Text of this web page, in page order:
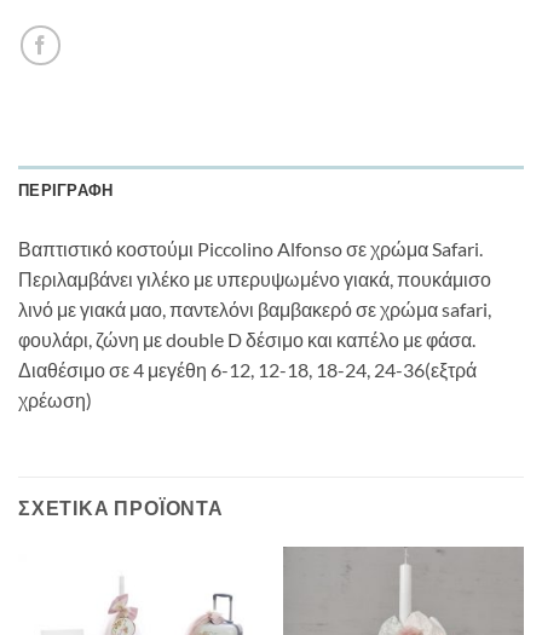
ΠΕΡΙΓΡΑΦΉ
Βαπτιστικό κοστούμι Piccolino Alfonso σε χρώμα Safari.
Περιλαμβάνει γιλέκο με υπερυψωμένο γιακά, πουκάμισο
λινό με γιακά μαο, παντελόνι βαμβακερό σε χρώμα safari,
φουλάρι, ζώνη με double D δέσιμο και καπέλο με φάσα.
Διαθέσιμο σε 4 μεγέθη 6-12, 12-18, 18-24, 24-36(εξτρά
χρέωση)
ΣΧΕΤΙΚΆ ΠΡΟΪΌΝΤΑ